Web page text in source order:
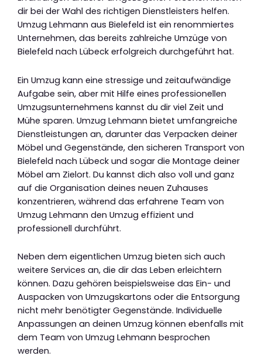
dir bei der Wahl des richtigen Dienstleisters helfen.
Umzug Lehmann aus Bielefeld ist ein renommiertes
Unternehmen, das bereits zahlreiche Umzüge von
Bielefeld nach Lübeck erfolgreich durchgeführt hat.
Ein Umzug kann eine stressige und zeitaufwändige
Aufgabe sein, aber mit Hilfe eines professionellen
Umzugsunternehmens kannst du dir viel Zeit und
Mühe sparen. Umzug Lehmann bietet umfangreiche
Dienstleistungen an, darunter das Verpacken deiner
Möbel und Gegenstände, den sicheren Transport von
Bielefeld nach Lübeck und sogar die Montage deiner
Möbel am Zielort. Du kannst dich also voll und ganz
auf die Organisation deines neuen Zuhauses
konzentrieren, während das erfahrene Team von
Umzug Lehmann den Umzug effizient und
professionell durchführt.
Neben dem eigentlichen Umzug bieten sich auch
weitere Services an, die dir das Leben erleichtern
können. Dazu gehören beispielsweise das Ein- und
Auspacken von Umzugskartons oder die Entsorgung
nicht mehr benötigter Gegenstände. Individuelle
Anpassungen an deinen Umzug können ebenfalls mit
dem Team von Umzug Lehmann besprochen
werden.